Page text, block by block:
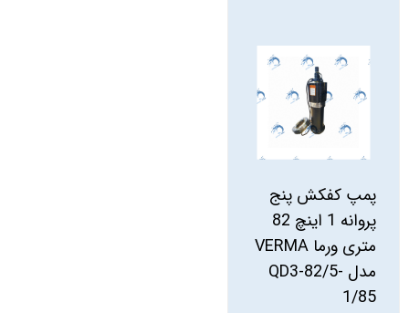
پمپ کفکش پنج
پروانه 1 اینچ 82
متری ورما VERMA
مدل QD3-82/5-
1/85